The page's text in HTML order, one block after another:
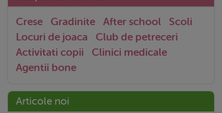
Crese Gradinite After school
Scoli
Locuri de joaca
Club de petreceri
Activitati copii
Clinici medicale
Agentii bone
Articole noi